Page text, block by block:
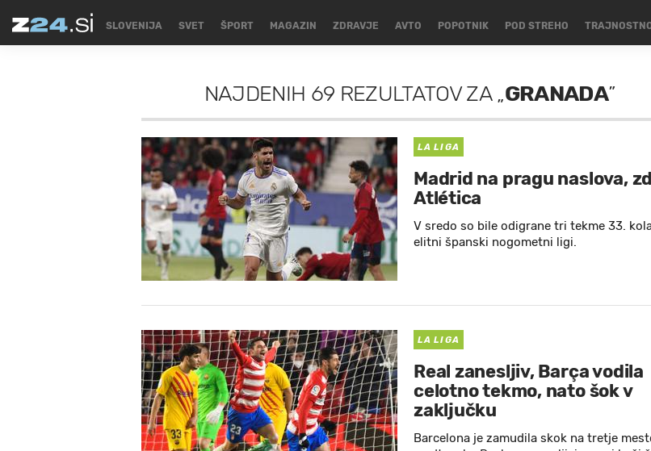
SLOVENIJA SVET ŠPORT MAGAZIN ZDRAVJE AVTO POPOTNIK POD STREHO
NAJDENIH 69 REZULTATOVZA„GRANADA”
LA LIGA
Madrid na pragu naslova,
Atlética
V sredo so bile odigrane tri tekme 33.
elitni španski nogometni ligi.
LA LIGA
Real zanesljiv, Barça vodila
celotno tekmo, nato šok v
zaključku
Barcelona je zamudila skok na tretje